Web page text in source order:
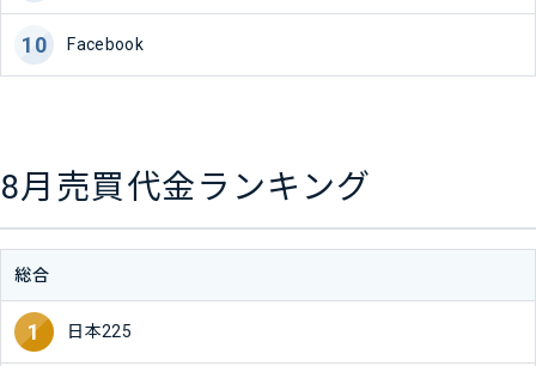
Facebook
8月売買代金ランキング
総合
日本225